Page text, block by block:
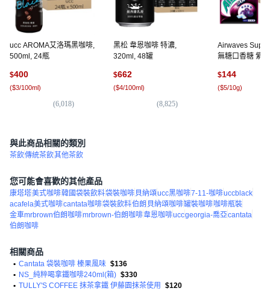
ucc AROMA艾洛瑪黑咖啡,
500ml, 24瓶
$400
($3/100ml)
(6,018)
黑松 韋恩咖啡 特濃,
320ml, 48罐
$662
($4/100ml)
(8,825)
Airwaves
無糖口香糖 紫
$144
($5/10g)
與此商品相關的類別
茶飲傳統茶飲其他茶飲
您可能會喜歡的其他產品
康塔塔美式咖啡韓國袋裝飲料袋裝咖啡貝納頌ucc黑咖啡7-11-咖啡uccblack
acafela美式咖啡cantata咖啡袋裝飲料伯朗 貝納頌咖啡罐裝咖啡咖啡瓶裝
金車mrbrown伯朗咖啡mrbrown-伯朗咖啡韋恩咖啡uccgeorgia-喬亞cantata
伯朗咖啡
相關商品
• Cantata 袋裝咖啡 榛果風味 $136
• NS_純粹喝拿鐵咖啡240ml(箱) $330
• TULLY'S COFFEE 抹茶拿鐵 伊藤園抹茶使用
$120